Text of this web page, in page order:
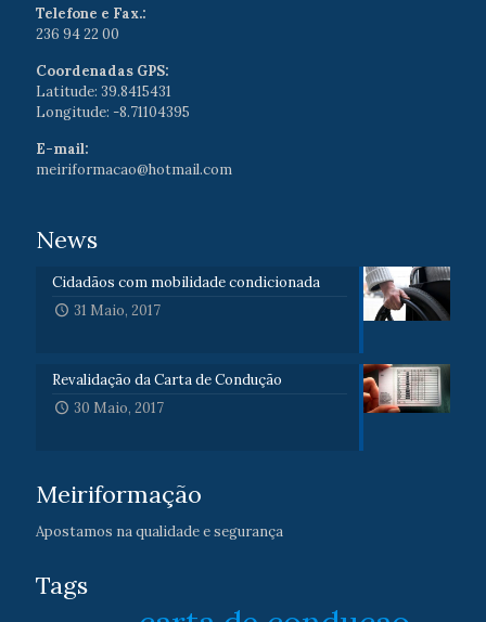
Telefone e Fax.:
236 94 22 00
Coordenadas GPS:
Latitude: 39.8415431
Longitude: -8.71104395
E-mail:
meiriformacao@hotmail.com
News
Cidadãos com mobilidade condicionada
31 Maio, 2017
Revalidação da Carta de Condução
30 Maio, 2017
Meiriformação
Apostamos na qualidade e segurança
Tags